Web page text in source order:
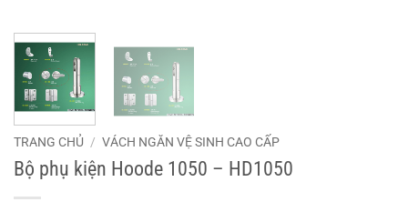
TRANG CHỦ / VÁCH NGĂN VỆ SINH CAO CẤP
Bộ phụ kiện Hoode 1050 – HD1050